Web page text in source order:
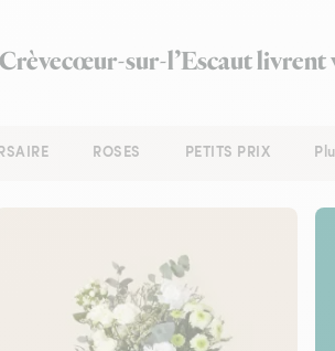
sur-l’Escaut
ROSES PETITS PRIX